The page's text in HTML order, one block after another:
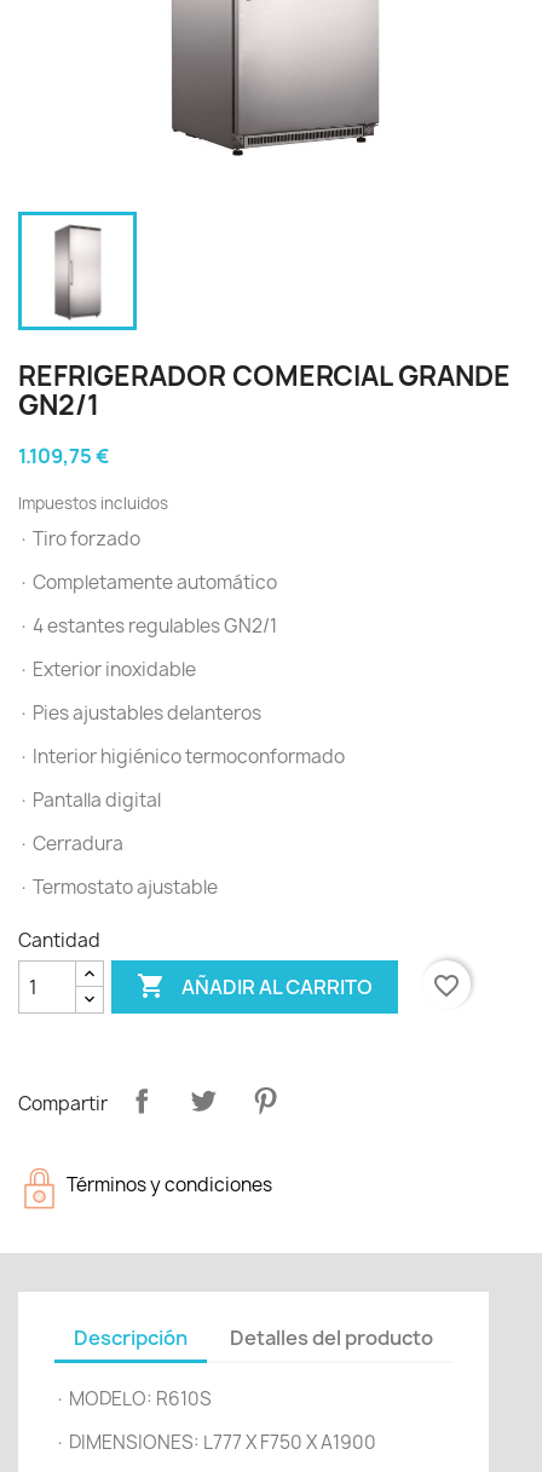
REFRIGERADOR COMERCIAL GRANDE
GN2/1
1.109,75 €
Impuestos incluidos
· Tiro forzado
· Completamente automático
· 4 estantes regulables GN2/1
· Exterior inoxidable
· Pies ajustables delanteros
· Interior higiénico termoconformado
· Pantalla digital
· Cerradura
· Termostato ajustable
Cantidad
 AÑADIR AL CARRITO favorite_border
Compartir
Términos y condiciones
Descripción Detalles del producto
· MODELO: R610S
· DIMENSIONES: L777 X F750 X A1900